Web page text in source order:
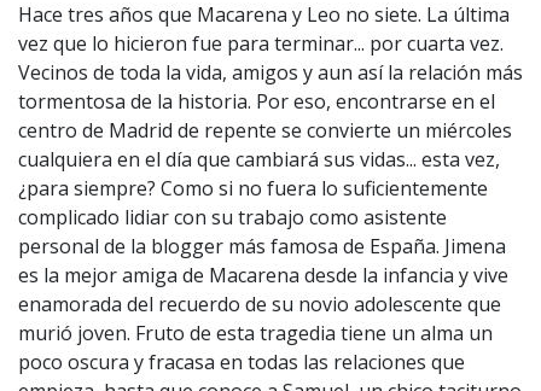
Hace tres años que Macarena y Leo no siete. La última
vez que lo hicieron fue para terminar... por cuarta vez.
Vecinos de toda la vida, amigos y aun así la relación más
tormentosa de la historia. Por eso, encontrarse en el
centro de Madrid de repente se convierte un miércoles
cualquiera en el día que cambiará sus vidas... esta vez,
¿para siempre? Como si no fuera lo suficientemente
complicado lidiar con su trabajo como asistente
personal de la blogger más famosa de España. Jimena
es la mejor amiga de Macarena desde la infancia y vive
enamorada del recuerdo de su novio adolescente que
murió joven. Fruto de esta tragedia tiene un alma un
poco oscura y fracasa en todas las relaciones que